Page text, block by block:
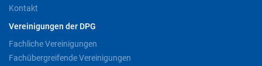
Kontakt
Vereinigungen der DPG
Fachliche Vereinigungen
Fachübergreifende Vereinigungen